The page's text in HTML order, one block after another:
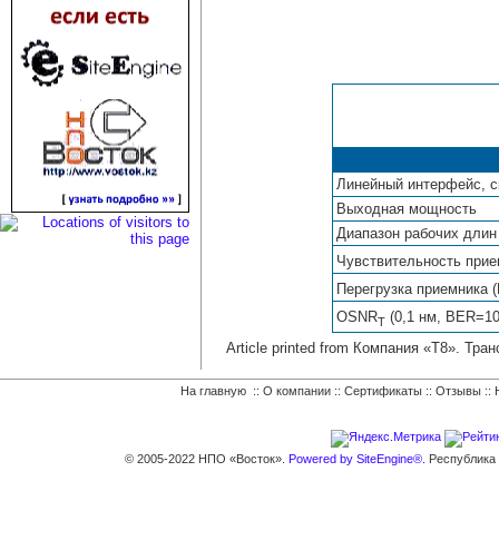
Линейный интерфейс,
Выходная мощность
Диапазон рабочих
Чувствительность
Перегрузка приемника
OSNRT(0,1 нм,
Article printed from Компания «Т8».
На главную :: О компании :: Сертификаты :: Отзывы ::
© 2005-2022 НПО «Восток». Powered by SiteEngine®.